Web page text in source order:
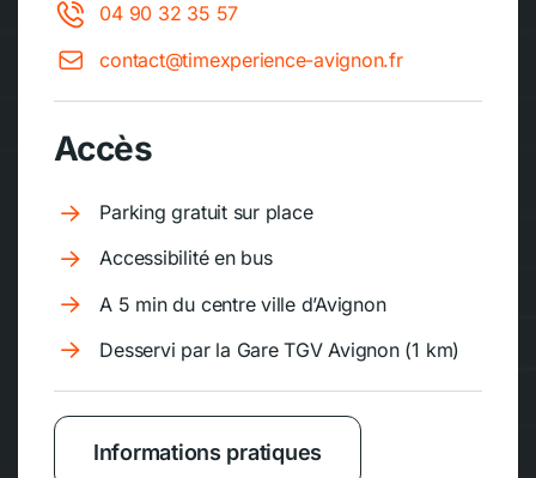
04 90 32 35 57
contact@timexperience-avignon.fr
Accès
Parking gratuit sur place
Accessibilité en bus
A 5 min du centre ville d’Avignon
Desservi par la Gare TGV Avignon (1 km)
Informations pratiques